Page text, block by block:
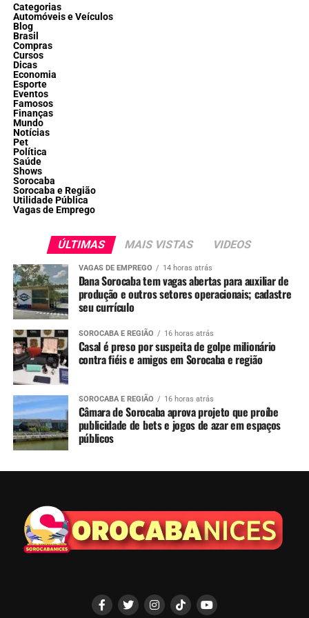
Categorias
Automóveis e Veículos
Blog
Brasil
Compras
Cursos
Dicas
Economia
Esporte
Eventos
Famosos
Finanças
Mundo
Notícias
Pet
Política
Saúde
Shows
Sorocaba
Sorocaba e Região
Utilidade Pública
Vagas de Emprego
ÚLTIMAS MAIS VISTAS VIDEOS
VAGAS DE EMPREGO 14 horas atrás
Dana Sorocaba tem vagas abertas para auxiliar de
produção e outros setores operacionais; cadastre
seu currículo
SOROCABA E REGIÃO 16 horas atrás
Casal é preso por suspeita de golpe milionário
contra fiéis e amigos em Sorocaba e região
SOROCABA E REGIÃO 16 horas atrás
Câmara de Sorocaba aprova projeto que proíbe
publicidade de bets e jogos de azar em espaços
públicos